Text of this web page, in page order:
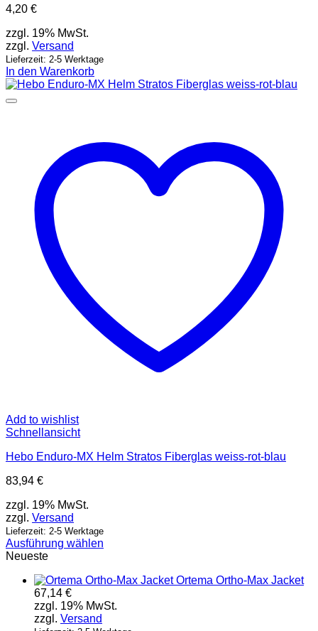
4,20 €
zzgl. 19% MwSt.
zzgl. Versand
Lieferzeit: 2-5 Werktage
In den Warenkorb
Add to wishlist
Schnellansicht
Hebo Enduro-MX Helm Stratos Fiberglas weiss-rot-blau
83,94 €
zzgl. 19% MwSt.
zzgl. Versand
Lieferzeit: 2-5 Werktage
Ausführung wählen
Dieses
weist
mehrere
Varianten
Neueste
Ortema Ortho-Max Jacket
67,14 €
zzgl. 19% MwSt.
zzgl. Versand